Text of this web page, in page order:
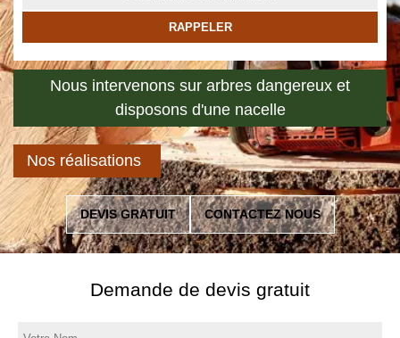
Nous intervenons sur arbres dangereux et
disposons d'une nacelle
Nos réalisations
DEVIS GRATUIT CONTACTEZ NOUS
Demande de devis gratuit